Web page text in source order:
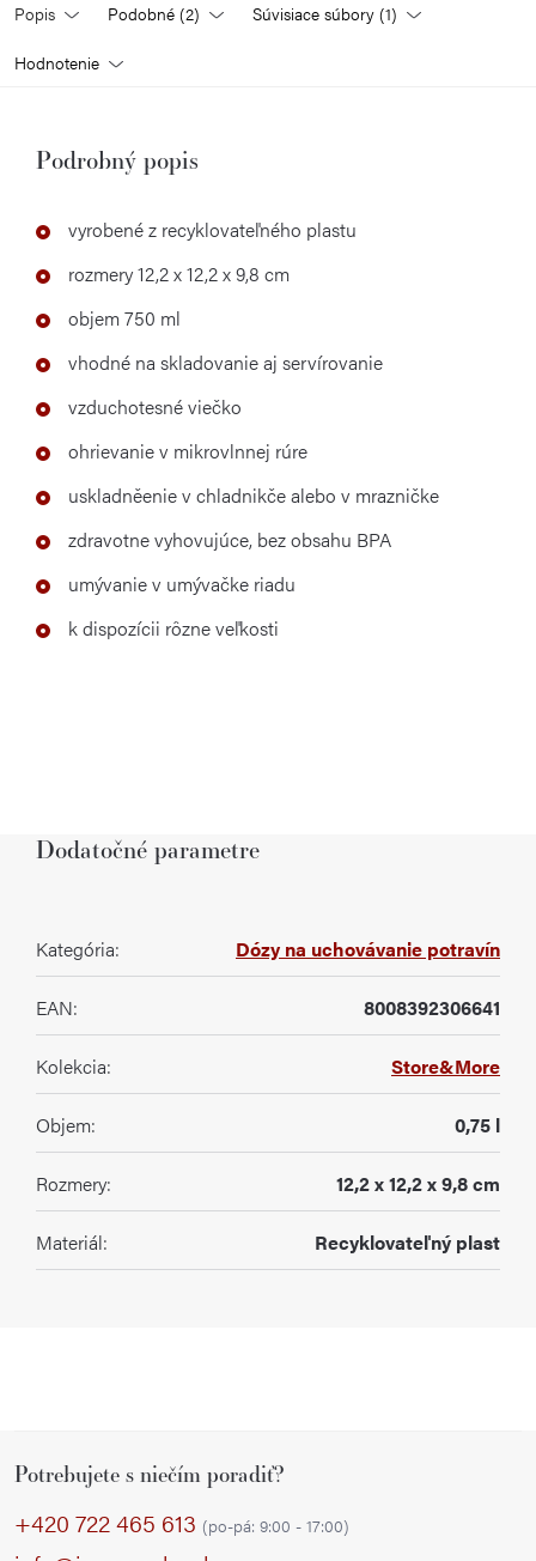
Popis Podobné (2) Súvisiace súbory (1)
Hodnotenie
Podrobný popis
vyrobené z recyklovateľného plastu
rozmery 12,2 x 12,2 x 9,8 cm
objem 750 ml
vhodné na skladovanie aj servírovanie
vzduchotesné viečko
ohrievanie v mikrovlnnej rúre
uskladněenie v chladnikče alebo v mrazničke
zdravotne vyhovujúce, bez obsahu BPA
umývanie v umývačke riadu
k dispozícii rôzne veľkosti
Dodatočné parametre
Kategória: Dózy na uchovávanie potravín
EAN: 8008392306641
Kolekcia: Store&More
Objem: 0,75 l
Rozmery: 12,2 x 12,2 x 9,8 cm
Materiál: Recyklovateľný plast
Potrebujete s niečím poradiť?
+420 722 465 613 (po-pá: 9:00 - 17:00)